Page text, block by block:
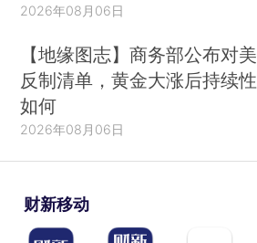
2026年08月06日
【地缘图志】商务部公布对美
反制清单，黄金大涨后持续性
如何
2026年08月06日
财新移动